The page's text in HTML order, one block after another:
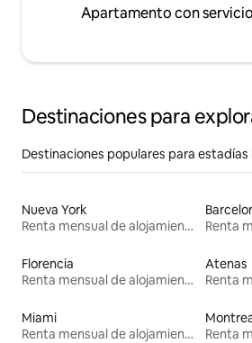
Apartamento con
Destinaciones para
Destinaciones populares para estadías
Nueva York
Renta mensual de alojamientos
Florencia
Renta mensual de alojamientos
Atenas
Miami
Renta mensual de alojamientos